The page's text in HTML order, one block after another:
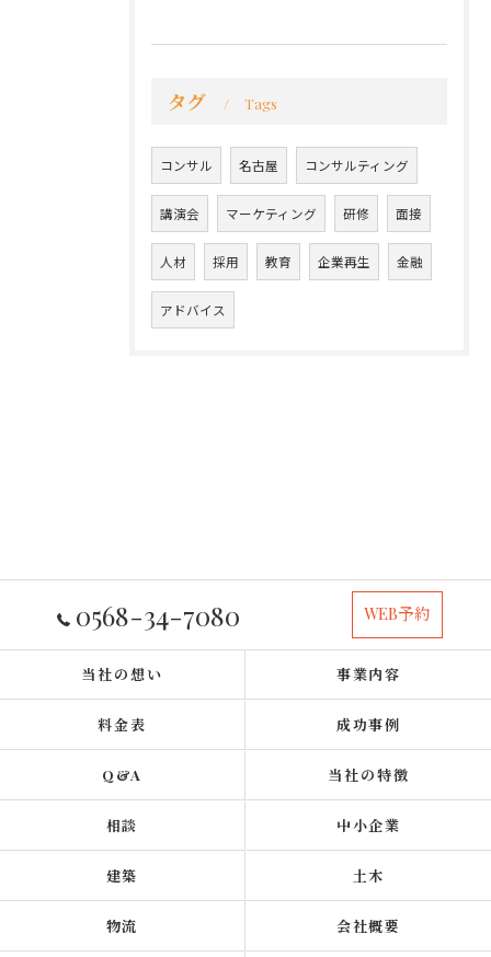
タグ Tags
コンサル 名古屋 コンサルティング
講演会 マーケティング 研修 面接
人材 採用 教育 企業再生 金融
アドバイス
0568-34-7080 WEB予約
当社の想い 事業内容
料金表 成功事例
Q&A 当社の特徴
相談 中小企業
建築 土木
物流 会社概要